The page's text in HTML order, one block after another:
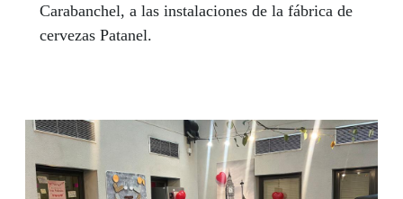
Carabanchel, a las instalaciones de la fábrica de
cervezas Patanel.